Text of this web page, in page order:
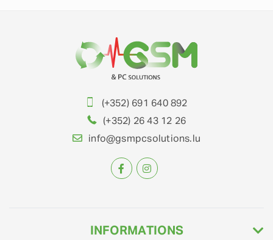
(+352) 691 640 892
(+352) 26 43 12 26
info@gsmpcsolutions.lu
INFORMATIONS